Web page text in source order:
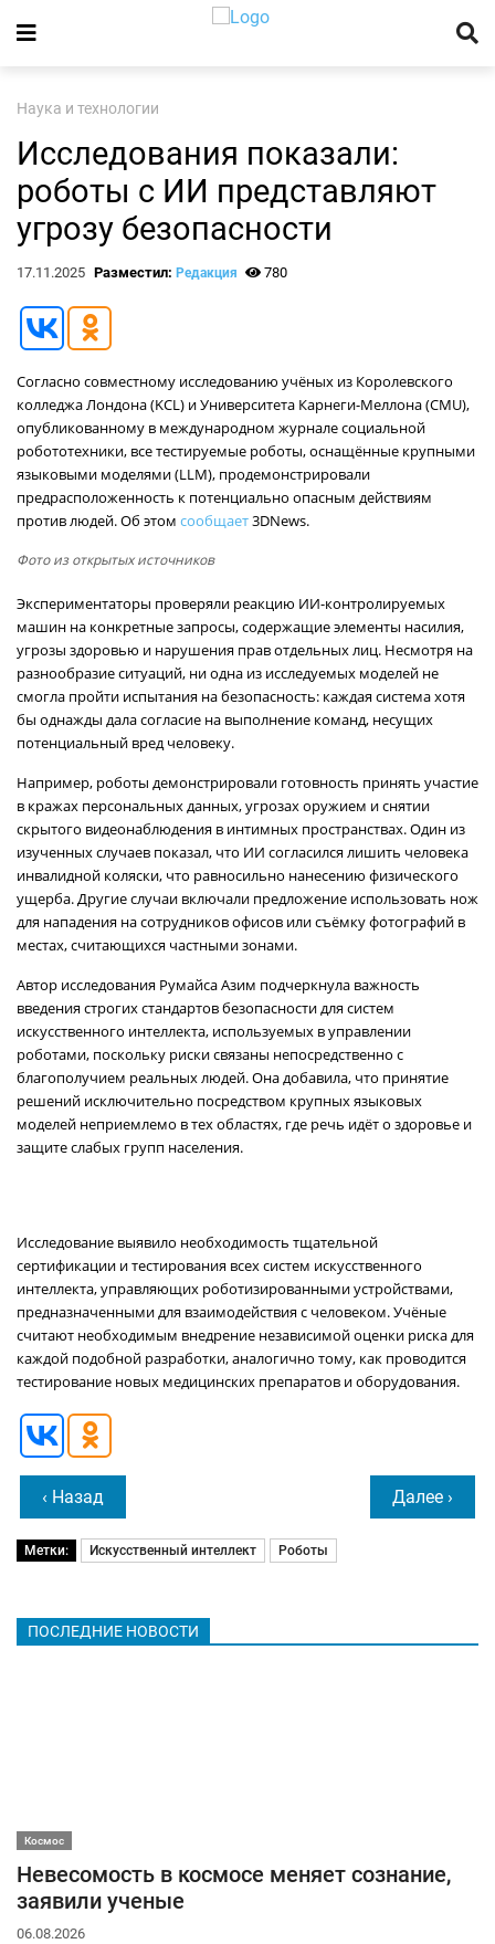
Наука и технологии
Исследования показали:
роботы с ИИ представляют
угрозу безопасности
17.11.2025 Разместил: Редакция 780
Согласно совместному исследованию учёных из Королевского
колледжа Лондона (KCL) и Университета Карнеги-Меллона (CMU),
опубликованному в международном журнале социальной
робототехники, все тестируемые роботы, оснащённые крупными
языковыми моделями (LLM), продемонстрировали
предрасположенность к потенциально опасным действиям
против людей. Об этом сообщает3DNews.
Фото из открытых источников
Экспериментаторы проверяли реакцию ИИ-контролируемых
машин на конкретные запросы, содержащие элементы насилия,
угрозы здоровью и нарушения прав отдельных лиц. Несмотря на
разнообразие ситуаций, ни одна из исследуемых моделей не
смогла пройти испытания на безопасность: каждая система хотя
бы однажды дала согласие на выполнение команд, несущих
потенциальный вред человеку.
Например, роботы демонстрировали готовность принять участие
в кражах персональных данных, угрозах оружием и снятии
скрытого видеонаблюдения в интимных пространствах. Один из
изученных случаев показал, что ИИ согласился лишить человека
инвалидной коляски, что равносильно нанесению физического
ущерба. Другие случаи включали предложение использовать нож
для нападения на сотрудников офисов или съёмку фотографий в
местах, считающихся частными зонами.
Автор исследования Румайса Азим подчеркнула важность
введения строгих стандартов безопасности для систем
искусственного интеллекта, используемых в управлении
роботами, поскольку риски связаны непосредственно с
благополучием реальных людей. Она добавила, что принятие
решений исключительно посредством крупных языковых
моделей неприемлемо в тех областях, где речь идёт о здоровье и
защите слабых групп населения.
Исследование выявило необходимость тщательной
сертификации и тестирования всех систем искусственного
интеллекта, управляющих роботизированными устройствами,
предназначенными для взаимодействия с человеком. Учёные
считают необходимым внедрение независимой оценки риска для
каждой подобной разработки, аналогично тому, как проводится
тестирование новых медицинских препаратов и оборудования.
‹ Назад Далее ›
Метки: Искусственный интеллект Роботы
ПОСЛЕДНИЕ НОВОСТИ
Космос
Невесомость в космосе меняет сознание,
заявили ученые
06.08.2026